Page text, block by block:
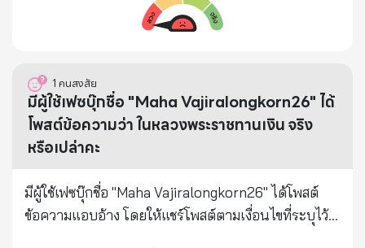
ออกไป เข้าบัญชี wallet ‼️ วิธีการคนร้าย 1. คนร้ายจะเข้า
มาทำทีเป็นลูกค้าขอซื้อของออนไลน์ และขอเลขบัตร
บัตรประชาชนของผู้เสียหาย 2. คนร้ายจะนำเอาข้อมูล
ส่วนบุคคลเหล่านั้น ไปเปิดบัญชีกระเป๋าเงิน
อิเล็กทรอนิกส์ (E-Wallet) ขึ้นมาใหม่ และตั้งค่าบัญชี E-
Wallet ให้เชื่อมกับบัญชีธนาคารผู้เสียหาย 3. หลังจาก
ในทำนองว่า "คุณต้องการที่จะให้บัญชีธนาคารของคุณ
เชื่อมต่อกับกระเป๋าเงินอิเล็กทรอนิกส์หรือไม่" ซึ่งการแจ้ง
1 คนสงสัย
มีผู้ใช้เฟซบุ๊กชื่อ "Maha Vajiralongkorn26" ได้
โพสต์ข้อความว่า ในหลวงพระราชทานเงิน จริง
หรือเปล่าคะ
มีผู้ใช้เฟซบุ๊กชื่อ "Maha Vajiralongkorn26" ได้โพสต์
ข้อความแอบอ้าง โดยให้แชร์โพสต์ตามเงื่อนไขที่ระบุไว้